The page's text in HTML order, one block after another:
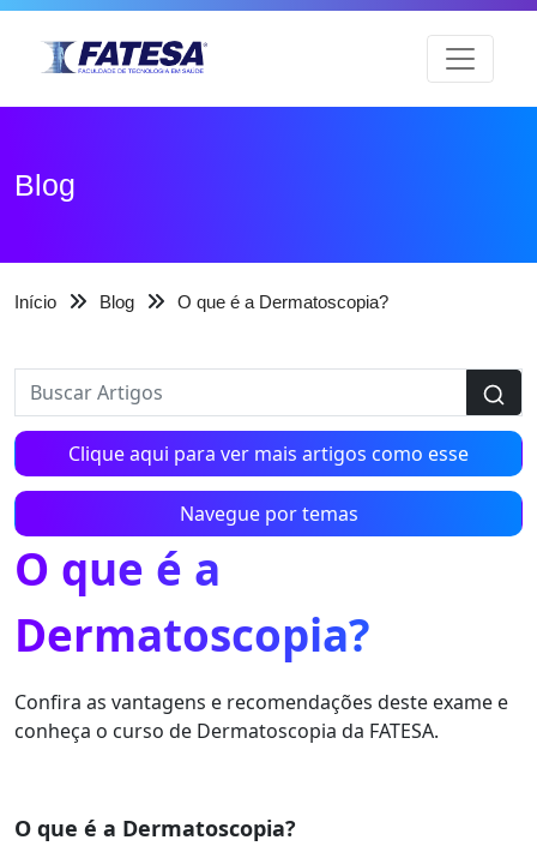
Blog
Início Blog O que é a Dermatoscopia?
Clique aqui para ver mais artigos como esse
Navegue por temas
O que é a
Dermatoscopia?
Confira as vantagens e recomendações deste exame e
conheça o curso de Dermatoscopia da FATESA.
O que é a Dermatoscopia?